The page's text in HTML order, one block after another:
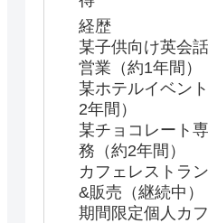
経歴
某子供向け英会
営業（約1年間）
某ホテルイベン
2年間）
某チョコレート
務（約2年間）
カフェレストラ
&販売（継続中）
期間限定個人カ